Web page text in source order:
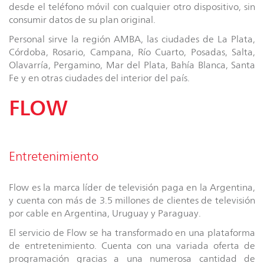
desde el teléfono móvil con cualquier otro dispositivo, sin
consumir datos de su plan original.
Personal sirve la región AMBA, las ciudades de La Plata,
Córdoba, Rosario, Campana, Río Cuarto, Posadas, Salta,
Olavarría, Pergamino, Mar del Plata, Bahía Blanca, Santa
Fe y en otras ciudades del interior del país.
FLOW
Entretenimiento
Flow es la marca líder de televisión paga en la Argentina,
y cuenta con más de 3.5 millones de clientes de televisión
por cable en Argentina, Uruguay y Paraguay.
El servicio de Flow se ha transformado en una plataforma
de entretenimiento. Cuenta con una variada oferta de
programación gracias a una numerosa cantidad de